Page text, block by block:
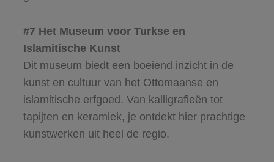
#7 Het Museum voor Turkse en
Islamitische Kunst
Dit museum biedt een boeiend inzicht in de
kunst en cultuur van het Ottomaanse en
islamitische erfgoed. Van kalligrafieën tot
tapijten en keramiek, je ontdekt hier prachtige
kunstwerken uit heel de regio.